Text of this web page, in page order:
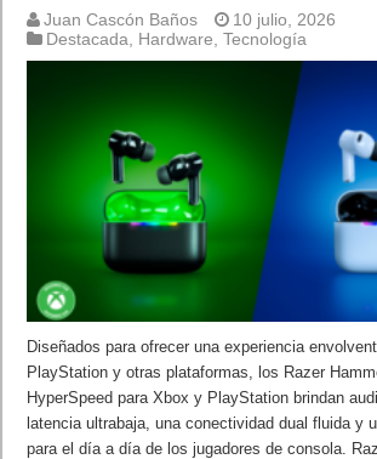
Juan Cascón Baños
10 julio, 2026
Destacada
Hardware ,Tecnología
Diseñados para ofrecer una experiencia
PlayStation y otras plataformas, los Razer
HyperSpeed ​​para Xbox y PlayStation brindan
latencia ultrabaja, una conectividad dual fluida y
para el día a día de los jugadores de consola.